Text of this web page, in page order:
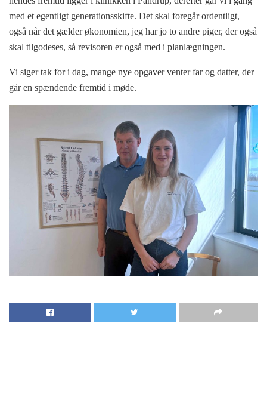
med et egentligt generationsskifte. Det skal foregår ordentligt,
også når det gælder økonomien, jeg har jo to andre piger, der også
skal tilgodeses, så revisoren er også med i planlægningen.
Vi siger tak for i dag, mange nye opgaver venter far og datter, der
går en spændende fremtid i møde.